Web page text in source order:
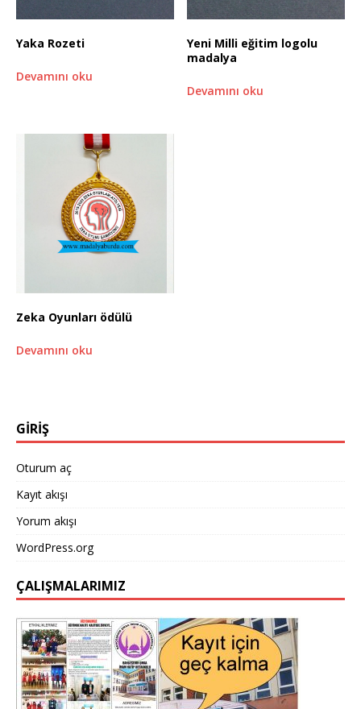
Yaka Rozeti
Devamını oku
Yeni Milli eğitim logolu
madalya
Devamını oku
Zeka Oyunları ödülü
Devamını oku
GİRİŞ
Oturum aç
Kayıt akışı
Yorum akışı
WordPress.org
ÇALIŞMALARIMIZ